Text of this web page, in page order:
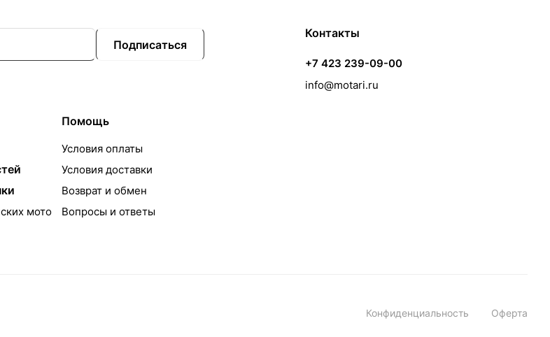
Подписаться
мото
Помощь
Условия оплаты
Условия доставки
Возврат и обмен
Вопросы и ответы
Контакты
+7 423 239-09-00
info@motari.ru
Конфиденциальность Оферта